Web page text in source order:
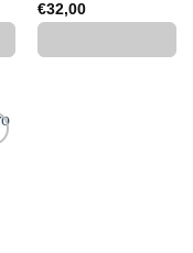
€32,00